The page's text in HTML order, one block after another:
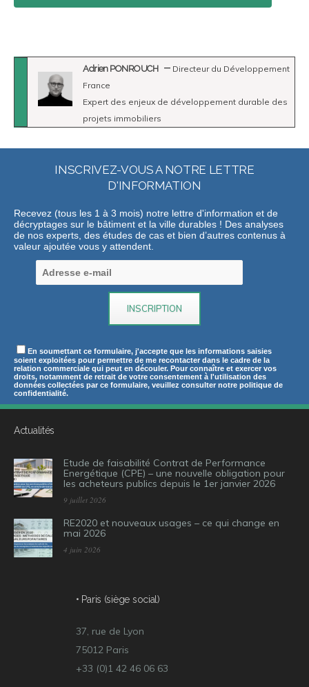
Adrien PONROUCH
Directeur du Développement
France
Expert des enjeux de développement durable des
projets immobiliers
INSCRIVEZ-VOUS A NOTRE LETTRE
D'INFORMATION
Recevez (tous les 1 à 3 mois) notre lettre d'information et de
décryptages sur le bâtiment et la ville durables ! Des analyses
de nos experts, des études de cas et bien d’autres contenus à
valeur ajoutée vous y attendent.
En soumettant ce formulaire, j'accepte que les informations saisies
soient exploitées pour permettre de me recontacter dans le cadre de la
relation commerciale qui peut en découler. Pour connaître et exercer vos
droits, notamment de retrait de votre consentement à l'utilisation des
données collectées par ce formulaire, veuillez consulter notre politique de
confidentialité.
Actualités
Etude de faisabilité Contrat de Performance
Energétique (CPE) – une nouvelle obligation pour
les acheteurs publics depuis le 1er janvier 2026
9 juillet 2026
RE2020 et nouveaux usages – ce qui change en
mai 2026
4 juin 2026
• Paris (siège social)
37, rue de Lyon
75012 Paris
+33 (0)1 42 46 06 63